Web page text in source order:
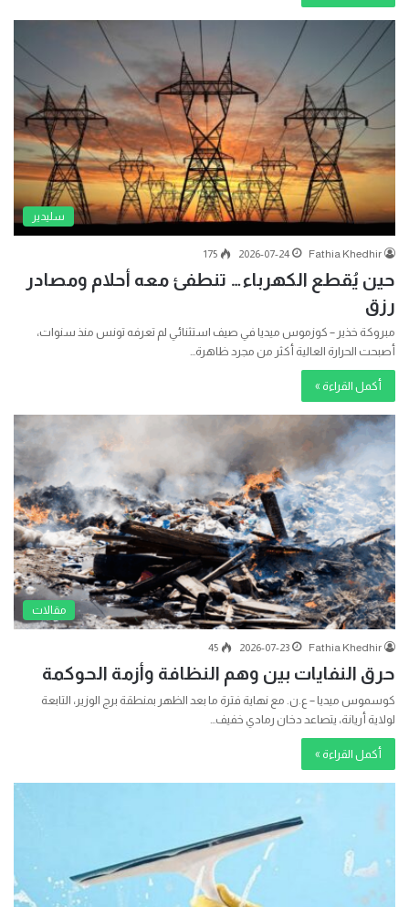
سليدير
Fathia Khedhir
2026-07-24
175
حين يُقطع الكهرباء… تنطفئ معه أحلام ومصادر
رزق
مبروكة خذير – كوزموس ميديا في صيف استثنائي لم تعرفه تونس منذ سنوات،
أصبحت الحرارة العالية أكثر من مجرد ظاهرة…
أكمل القراءة »
مقالات
Fathia Khedhir
2026-07-23
45
حرق النفايات بين وهم النظافة وأزمة الحوكمة
كوسموس ميديا – ع.ن. مع نهاية فترة ما بعد الظهر بمنطقة برج الوزير، التابعة
لولاية أريانة، يتصاعد دخان رمادي خفيف…
أكمل القراءة »